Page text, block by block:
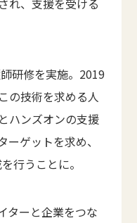
れ、支援を受ける
研修を実施。2019
の技術を求める人
ハンズオンの支援
ゲットを求め、
行うことに。
ターと企業をつな